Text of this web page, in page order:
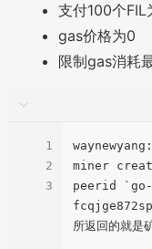
支付100个FIL
gas价格为0
限制gas消耗
1
2
3
miner
peerid
所返回的就